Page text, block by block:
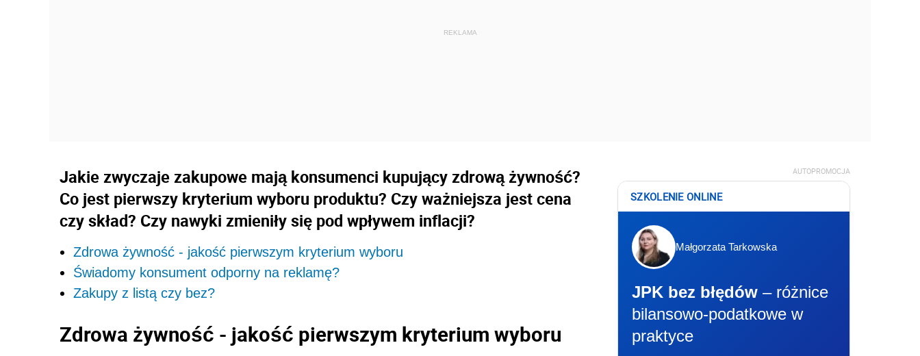
Jakie zwyczaje zakupowe mają konsumenci kupujący zdrową żywność?
Co jest pierwszy kryterium wyboru produktu? Czy ważniejsza jest cena
czy skład? Czy nawyki zmieniły się pod wpływem inflacji?
Zdrowa żywność - jakość pierwszym kryterium wyboru
Świadomy konsument odporny na reklamę?
Zakupy z listą czy bez?
Zdrowa żywność - jakość pierwszym kryterium wyboru
AUTOPROMOCJA
SZKOLENIE ONLINE
Małgorzata Tarkowska
JPK bez błędów – różnice
bilansowo-podatkowe w
praktyce